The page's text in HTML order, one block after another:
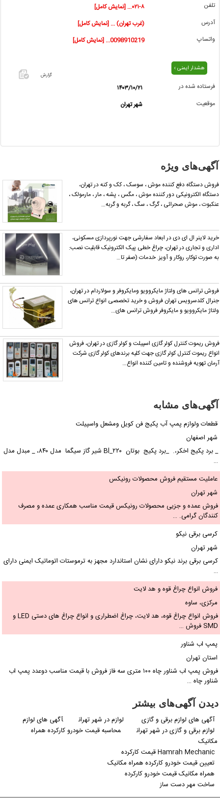
تلفن
۰۲۱-۸... [نمایش کامل]
آدرس
(غرب تهران) ... [نمایش کامل]
واتساپ
0098910219... [نمایش کامل]
هشدار ایمنی ›
گزارش
گزارش
دهید.
فرستاده شده در
۱۴۰۳/۱۰/۲۱
موقعیت
شهر تهران
آگهی‌های ویژه
فروش دستگاه دفع کننده موش ، سوسک ، کک و کنه در تهران،
دستگاه الکترونیکی دور کننده موش ، مگس ، پشه ، مار ، مارمولک ،
عنکبوت ، موش صحرائی ، گرگ ، سگ ، گربه و گربه…
خرید لاینر ال ای دی در ابعاد سفارشی جهت نورپردازی مسکونی،
اداری و تجاری در تهران، چراغ خطی پیک الکترونیک قابلیت نصب:
به صورت توکار، روکار و آویز. خدمات (صفر تا…
فروش ترانس های ولتاژ مایکروویو ومایکروفر و سولاردام در تهران،
جنرال کلدسرویس تهران فروش و خرید تخصصی انواع ترانس های
ولتاژ مایکروویو و مایکروفر فروش ترانس های…
ریموت کنترل کولر گازی اسپیلت و کولر گازی در تهران، فروش
ریموت کنترل کولر گازی جهت کلیه برندهای کولر گازی شرکت
تهویه فروشنده و تامین کننده انواع…
آگهی‌های مشابه
قطعات ولوازم پمپ آب پکیج فن کویل ومشعل واسپیلت
شهر اصفهان
_ برد پکیج اخکر،. _برد پکیج بوتان Bl_۲۲۰ شیر گاز سیگما مدل ۸۴۰، _ مبدل مدل
…
عاملیت مستقیم فروش محصولات رونیکس
شهر تهران
فروش عمده و جزیی محصولات رونیکس قیمت مناسب همکاری عمده و مصرف
کنندگان گرامی. …
کرسی برقی نیکو
شهر تهران
کرسی برقی برند نیکو دارای نشان استاندارد مجهز به ترموستات اتوماتیک ایمنی دارای
…
فروش انواع چراغ قوه و هد لایت
مرکزی، ساوه
فروش انواع چراغ قوه، هد لایت، چراغ اضطراری و انواع چراغ های دستی LED و
SMD فروش …
پمپ اب شناور
استان تهران
فروش پمپ اب شناور چاه ۱۰۰ متری سه فاز فروش با قیمت مناسب دوعدد پمپ اب
شناور چاه …
دیدن آگهی‌های بیشتر
آگهی های لوازم برقی و گازی
لوازم در شهر تهران
آگهی های لوازم
لوازم برقی و گازی در شهر تهران
محاسبه قیمت خودرو کارکرده همراه
مکانیک
Hamrah Mechanic قیمت کارکرده
تعیین قیمت خودرو کارکرده همراه مکانیک
همراه مکانیک قیمت خودرو کارکرده
ساخت مهر دست ساز